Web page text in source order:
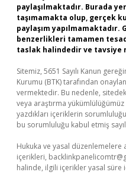
paylaşılmaktadır. Burada
taşımamakta olup, gerçek
paylaşım
benzerlikleri tamamen
taslak halindedir ve tavsiye
Sitemiz, 5651 Sayılı Kanun
Kurumu (BTK) tarafından
vermektedir. Bu nedenle,
veya araştırma
yazdıkları içeriklerin
bu sorumluluğu kabul etmiş
Hukuka ve yasal düzenlemelere
içerikleri,
halinde, ilgili içerikler yasal süre